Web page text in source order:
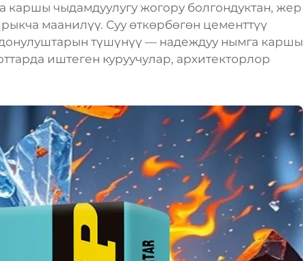
чыдамдуулугу жогору болгондуктан, жер
маанилүү. Суу өткөрбөгөн цементтүү
түшүнүү — надеждуу нымга каршы
иштеген куруучулар, архитекторлор